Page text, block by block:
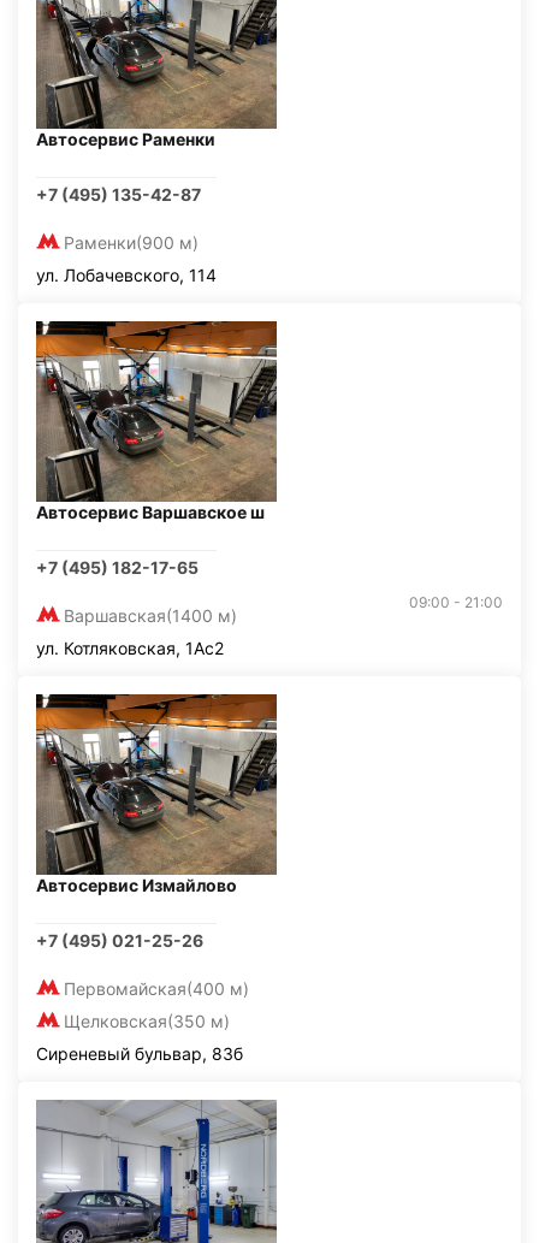
Автосервис Раменки
+7 (495) 135-42-87
Раменки(900 м)
ул. Лобачевского, 114
Автосервис Варшавское ш
+7 (495) 182-17-65
Варшавская(1400 м)
09:00 - 21:00
ул. Котляковская, 1Ас2
Автосервис Измайлово
+7 (495) 021-25-26
Первомайская(400 м)
Щелковская(350 м)
Сиреневый бульвар, 83б